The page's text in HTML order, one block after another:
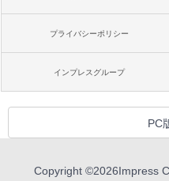
プライバシーポリシー
インプレスグループ
PC
Copyright ©2026Impress